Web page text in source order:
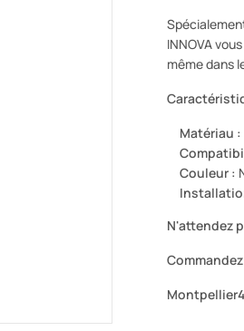
INNOVA
même dans
Matériau :
Couleur :
N'attendez